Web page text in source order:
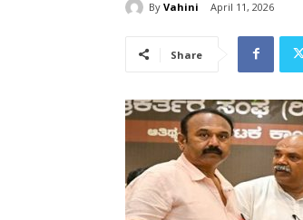
By Vahini April 11, 2026
Share